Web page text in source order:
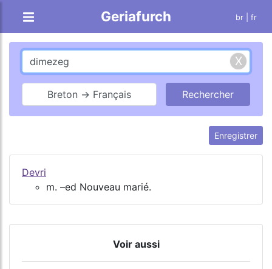
Geriafurch br | fr
Breton → Français
Enregistrer
Devri
m. –ed Nouveau marié.
Voir aussi